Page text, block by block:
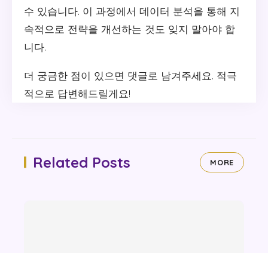
수 있습니다. 이 과정에서 데이터 분석을 통해 지
속적으로 전략을 개선하는 것도 잊지 말아야 합
니다.
더 궁금한 점이 있으면 댓글로 남겨주세요. 적극
적으로 답변해드릴게요!
Related Posts MORE